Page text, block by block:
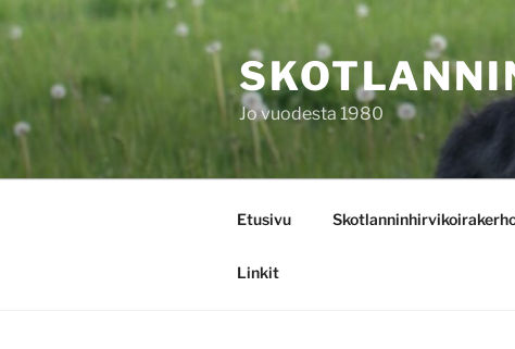
Skip
to
Jo vuodesta 1980
Etusivu
Linkit